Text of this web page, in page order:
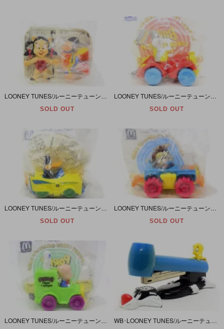
SOLD OUT SOLD OUT
LOONEY TUNES/ルーニーテューンズ・McDonald’s/マクドナルド・ミールトイ 「Daffy Duck/ダフィーダック・SPLITTIN' SPORTSTER」 未開封
SOLD OUT
LOONEY TUNES/ルーニーテューンズ・McDonald’s/マクドナルド・ミールトイ 「Tasmanian Devil/タスマニアン デビル・TORNADO TRACKER」 未開封
SOLD OUT